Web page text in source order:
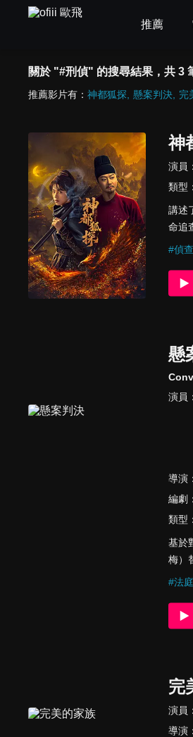
推薦
關於 "#刑偵" 的搜尋結果，共 3
推薦影片有：神都狐探 懸案判決 完
神
演員
類型
講述
命追
個波
#偵
懸
演員
導演
編劇
類型
基於
梅）
複雜
#法庭
完
演員
導演